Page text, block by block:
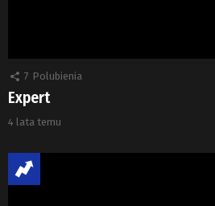
7 Polubienia
Expert
4 lata temu